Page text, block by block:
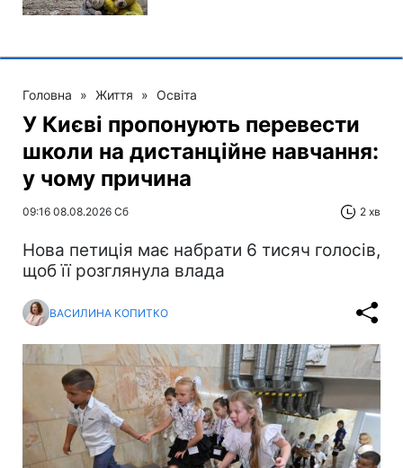
Головна » Життя » Освіта
У Києві пропонують перевести
школи на дистанційне навчання:
у чому причина
09:16 08.08.2026 Сб 2 хв
Нова петиція має набрати 6 тисяч голосів,
щоб її розглянула влада
ВАСИЛИНА КОПИТКО